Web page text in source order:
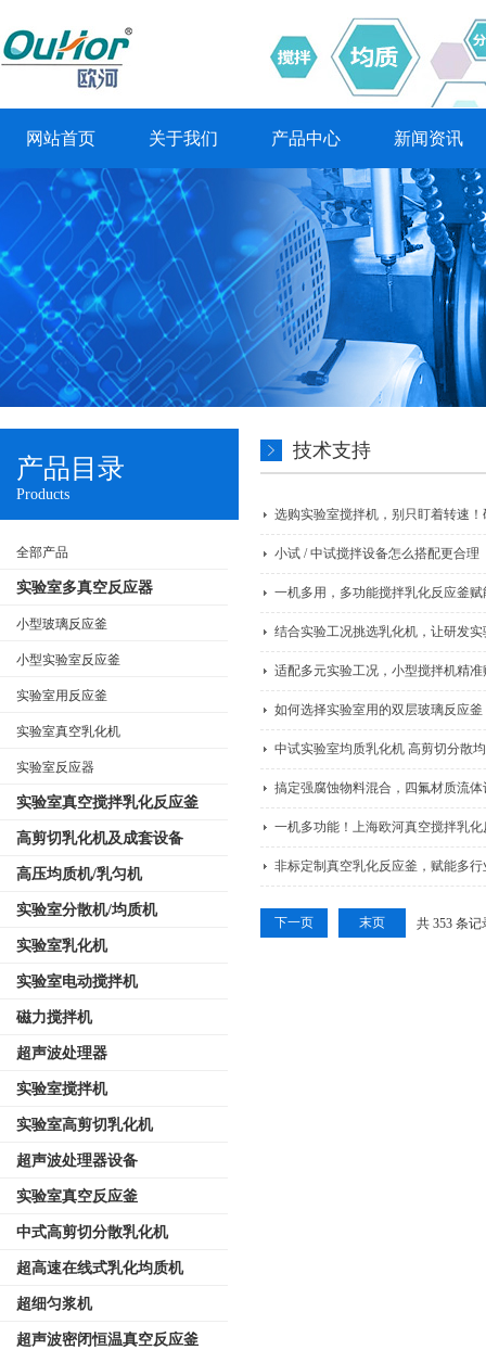
网站首页 关于我们 产品中心 新闻资讯
产品目录
Products
全部产品
实验室多真空反应器
小型玻璃反应釜
小型实验室反应釜
实验室用反应釜
实验室真空乳化机
实验室反应器
实验室真空搅拌乳化反应釜
高剪切乳化机及成套设备
高压均质机/乳匀机
实验室分散机/均质机
实验室乳化机
实验室电动搅拌机
磁力搅拌机
超声波处理器
实验室搅拌机
实验室高剪切乳化机
超声波处理器设备
实验室真空反应釜
中式高剪切分散乳化机
超高速在线式乳化均质机
超细匀浆机
超声波密闭恒温真空反应釜
技术支持
选购实验室搅拌机，别只盯着转速
小试 / 中试搅拌设备怎么搭配更合理
一机多用，多功能搅拌乳化反应釜
结合实验工况挑选乳化机，让研发
适配多元实验工况，小型搅拌机精
如何选择实验室用的双层玻璃反应釜
中试实验室均质乳化机 高剪切分散
搞定强腐蚀物料混合，四氟材质流
一机多功能！上海欧河真空搅拌乳
非标定制真空乳化反应釜，赋能多
共 353 条
下一页 末页